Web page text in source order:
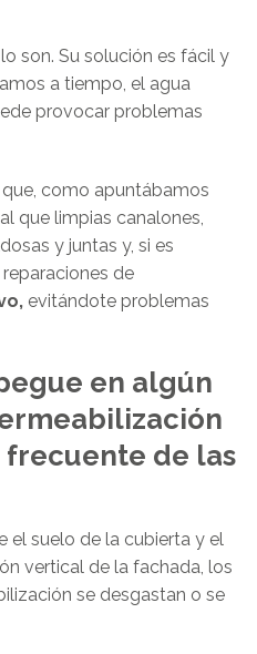
son. Su solución es fácil y
a tiempo, el agua
provocar problemas
como apuntábamos
que limpias canalones,
y juntas y, si es
de
evitándote problemas
en algún
frecuente de las
el suelo de la cubierta y el
vertical de la fachada, los
se desgastan o se